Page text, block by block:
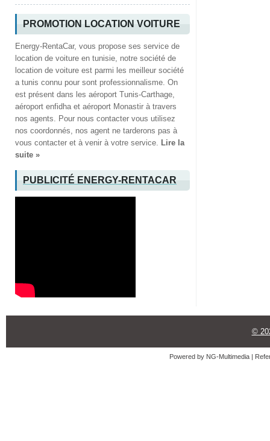
PROMOTION LOCATION VOITURE
Energy-RentaCar, vous propose ses service de
location de voiture en tunisie, notre société de
location de voiture est parmi les meilleur société
a tunis connu pour sont professionnalisme. On
est présent dans les aéroport Tunis-Carthage,
aéroport enfidha et aéroport Monastir à travers
nos agents. Pour nous contacter vous utilisez
nos coordonnés, nos agent ne tarderons pas à
vous contacter et à venir à votre service. Lire la
suite »
PUBLICITÉ ENERGY-RENTACAR
©
Powered by NG-Multimedia|